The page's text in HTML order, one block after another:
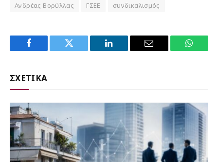
Ανδρέας Βορύλλας ΓΣΕΕ συνδικαλισμός
Facebook Twitter LinkedIn Email
ΣΧΕΤΙΚΑ